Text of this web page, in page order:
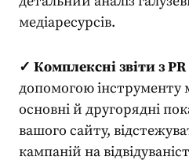
медіаресурсів.
✓ Комплексні звіти зPR
допомогою
основні й другорядні
вашого сайту,
кампаній на